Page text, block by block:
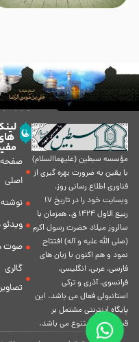
مؤسسه سبطين (عليهماالسلام)
با يقين به ضرورت بهره گیرى از
فناورى اطلاع رسانى روز،
وبسایت خود را در تاريخ 17
ربيع الاول 1424 ق. همزمان با
سالروز ميلاد حضرت رسول اكرم
(صلی الله علیه و آله) افتتاح
نمود و هم اكنون با زبان های
فارسی، عربى، انگلیسی،
فرانسوی، آذری و ترکی
استانبولی فعال مى باشد. اين
پايگاه اينترنتى مشتمل بر
قسمت هاى متنوع مى باشد.
صفحه
اصلی
ویدئو
صوت
گالری
تصاویر